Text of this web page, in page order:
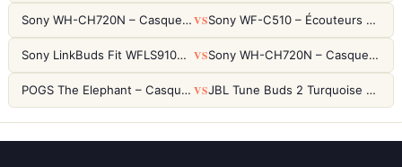
Sony WH-CH720N – Casque ANC 35h, Ultra-léger (192g) avec Processeur V1 VS Sony WF-C510 – Écouteurs True Wireless compacts, autonomie 22h et multipoint
Sony LinkBuds Fit WFLS910NW Blanc – Écouteurs Sport Ailes ANC VS Sony WH-CH720N – Casque ANC 35h, Ultra-léger (192g) avec Processeur V1
POGS The Elephant – Casque Filaire Enfants 85dB POGS-Safe™ (Éco-Responsable) VS JBL Tune Buds 2 Turquoise – Écouteurs True Wireless avec ANC et autonomie 48h